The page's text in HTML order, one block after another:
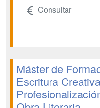
Consultar
Máster de
Escritura